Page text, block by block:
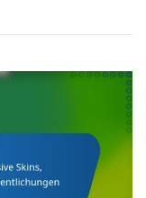
Spieltechniken